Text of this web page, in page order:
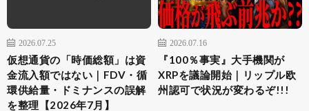
2026.07.25
仮想通貨の「時価総額」は資
金流入額ではない｜FDV・循
環供給量・ドミナンスの誤解
を整理【2026年7月】
2026.07.16
『100％事実』大手機関が
XRPを議論開始｜リップル欧
州認可で状況が変わるぞ!!!